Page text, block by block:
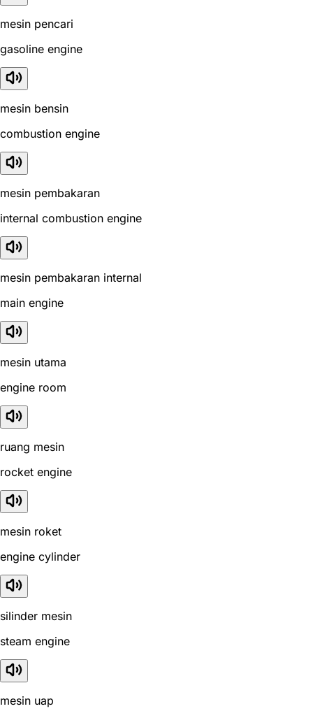
mesin pencari
gasoline engine
mesin bensin
combustion engine
mesin pembakaran
internal combustion engine
mesin pembakaran internal
main engine
mesin utama
engine room
ruang mesin
rocket engine
mesin roket
engine cylinder
silinder mesin
steam engine
mesin uap